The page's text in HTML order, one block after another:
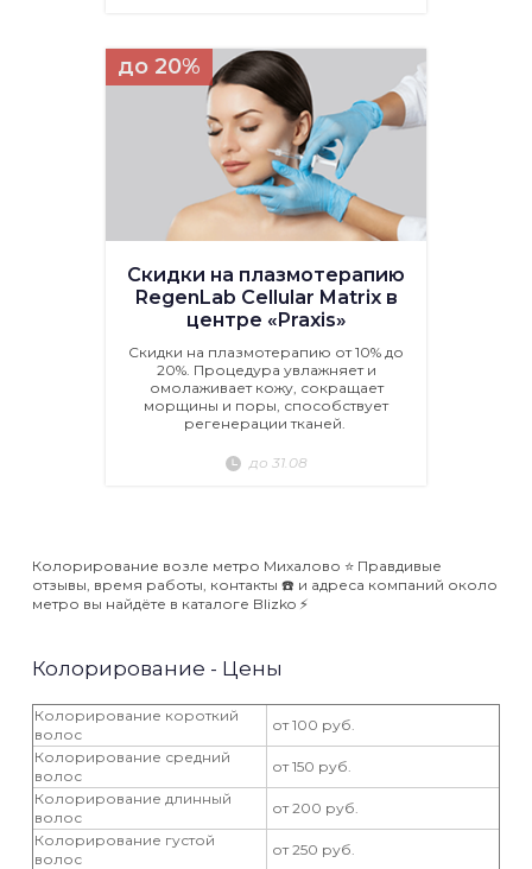
до 20%
Скидки на плазмотерапию
RegenLab Cellular Matrix в
центре «Praxis»
Скидки на плазмотерапию от 10% до
20%. Процедура увлажняет и
омолаживает кожу, сокращает
морщины и поры, способствует
регенерации тканей.
до 31.08
Колорирование возле метро Михалово ⭐️ Правдивые
отзывы, время работы, контакты ☎️ и адреса компаний около
метро вы найдёте в каталоге Blizko ⚡️
Колорирование - Цены
Колорирование короткий
волос
от 100 руб.
Колорирование средний
волос
от 150 руб.
Колорирование длинный
волос
от 200 руб.
Колорирование густой
волос
от 250 руб.